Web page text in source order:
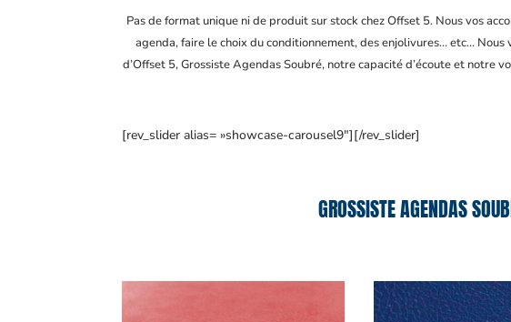
Pas de format unique ni de produit sur stock chez Offset 5. Nous vos
agenda, faire le choix du conditionnement, des enjolivures… etc…
d’Offset 5, Grossiste Agendas Soubré, notre capacité d’écoute et notre
[rev_slider alias= »showcase-carousel9″][/rev_slider]
GROSSISTE AGENDAS